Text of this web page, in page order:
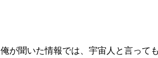
俺が聞いた情報では、宇宙人と言って